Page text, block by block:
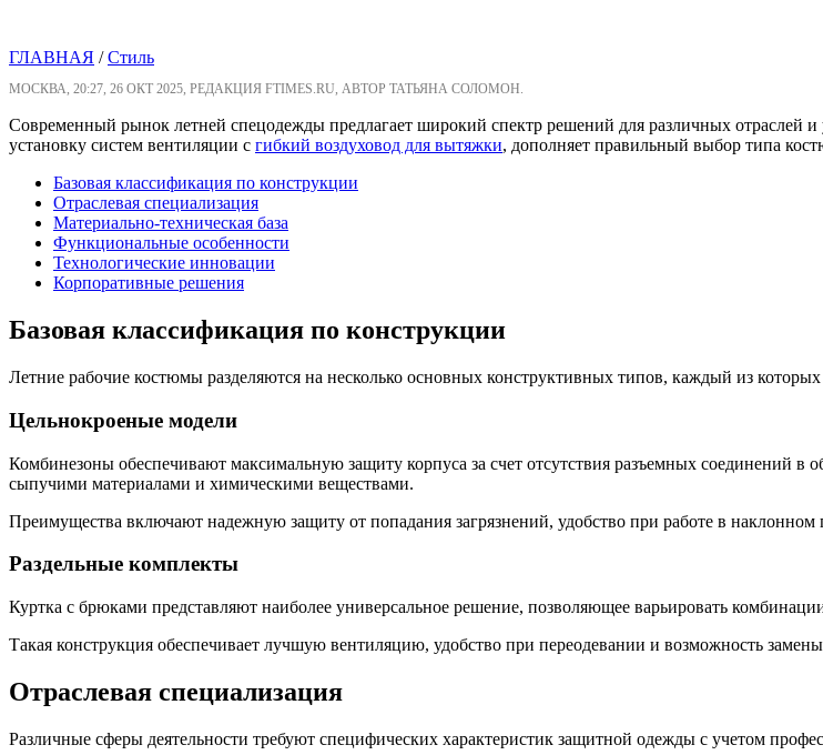
ГЛАВНАЯ /Стиль
МОСКВА, 20:27, 26 ОКТ 2025, РЕДАКЦИЯ FTIMES.RU, АВТОР ТАТЬЯНА СОЛОМОН.
Современный рынок летней спецодежды предлагает широкий спектр решений для различных отраслей
установку систем вентиляции с гибкий воздуховод для вытяжки, дополняет правильный выбор типа
Базовая классификация по конструкции
Отраслевая специализация
Материально-техническая база
Функциональные особенности
Технологические инновации
Корпоративные решения
Базовая классификация по конструкции
Летние рабочие костюмы разделяются на несколько основных конструктивных типов, каждый из
Цельнокроеные модели
Комбинезоны обеспечивают максимальную защиту корпуса за счет отсутствия разъемных соединений
сыпучими материалами и химическими веществами.
Преимущества включают надежную защиту от попадания загрязнений, удобство при работе в
Раздельные комплекты
Куртка с брюками представляют наиболее универсальное решение, позволяющее варьировать
Такая конструкция обеспечивает лучшую вентиляцию, удобство при переодевании и возможность
Отраслевая специализация
Различные сферы деятельности требуют специфических характеристик защитной одежды с учетом